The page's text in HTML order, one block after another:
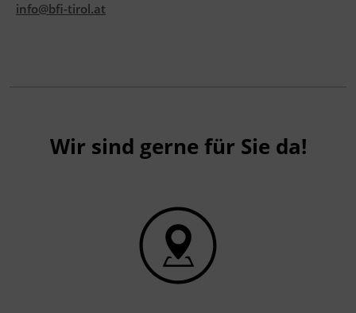
info@bfi-tirol.at
Wir sind gerne für Sie da!